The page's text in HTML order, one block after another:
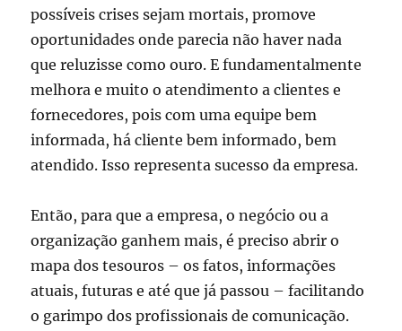
possíveis crises sejam mortais, promove
oportunidades onde parecia não haver nada
que reluzisse como ouro. E fundamentalmente
melhora e muito o atendimento a clientes e
fornecedores, pois com uma equipe bem
informada, há cliente bem informado, bem
atendido. Isso representa sucesso da empresa.
Então, para que a empresa, o negócio ou a
organização ganhem mais, é preciso abrir o
mapa dos tesouros – os fatos, informações
atuais, futuras e até que já passou – facilitando
o garimpo dos profissionais de comunicação.